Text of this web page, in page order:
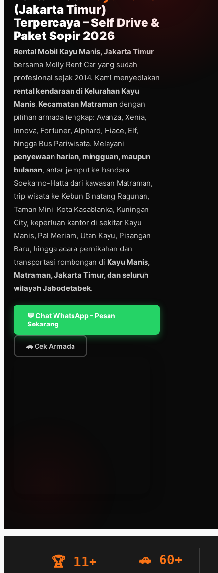
(Jakarta Timur)
Terpercaya – Self Drive &
Paket Sopir 2026
Rental Mobil Kayu Manis, Jakarta Timur
bersama Molly Rent Car yang sudah
profesional sejak 2014. Kami menyediakan
rental kendaraan di Kelurahan Kayu
Manis, Kecamatan Matraman dengan
pilihan armada lengkap: Avanza, Xenia,
Innova, Fortuner, Alphard, Hiace, Elf,
hingga Bus Pariwisata. Melayani
penyewaan harian, mingguan, maupun
bulanan, antar jemput ke bandara
Soekarno-Hatta dari kawasan Matraman,
trip wisata ke Kebun Binatang Ragunan,
Taman Mini, Kota Kasablanka, Kuningan
City, keperluan kantor di sekitar Kayu
Manis, Pal Meriam, Utan Kayu, Pisangan
Baru, hingga acara pernikahan dan
transportasi rombongan di Kayu Manis,
Matraman, Jakarta Timur, dan seluruh
wilayah Jabodetabek.
💬 Chat WhatsApp – Pesan
Sekarang
🚗 Cek Armada
🏆 11+ 🚗 60+